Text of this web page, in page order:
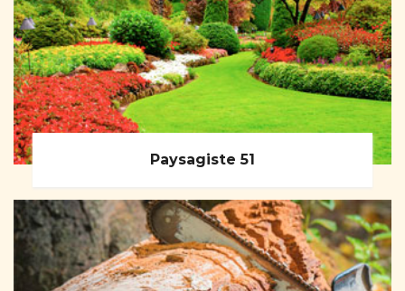
Paysagiste 51